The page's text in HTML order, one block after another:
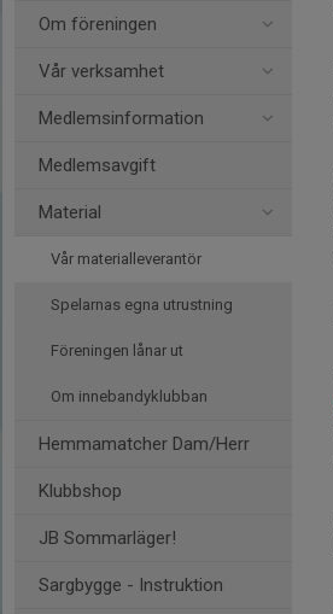
Om föreningen
Vår verksamhet
Medlemsinformation
Medlemsavgift
Material
Vår materialleverantör
Spelarnas egna utrustning
Föreningen lånar ut
Om innebandyklubban
Hemmamatcher Dam/Herr
Klubbshop
JB Sommarläger!
Sargbygge - Instruktion